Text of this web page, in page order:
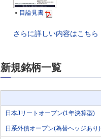
 目論見書
さらに詳しい内容はこちら
新規銘柄一覧
日本Jリートオープン(1年決算型)
日系外債オープン(為替ヘッジあり)